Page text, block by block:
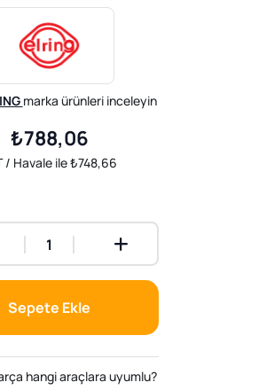
marka ürünleri inceleyin
₺788,06
/ Havale ile ₺748,66
Sepete Ekle
hangi araçlara uyumlu?